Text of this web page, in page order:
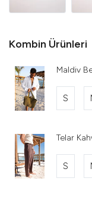
Kombin Ürünleri
Maldiv
S
Telar
S